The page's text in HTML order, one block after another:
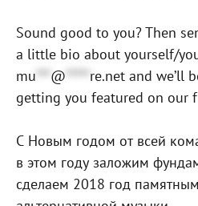
Sound good to you? Then
a little bio about yourself/
mu***@*****re.net and we’ll
getting you featured on our
С Новым годом от всей
в этом году заложим
сделаем 2018 год